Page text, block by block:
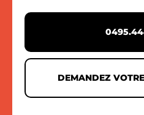
DEMANDEZ